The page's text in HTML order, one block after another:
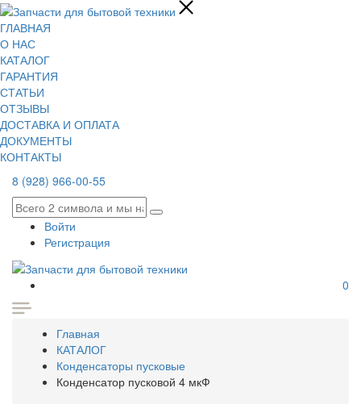
ГЛАВНАЯ
О НАС
КАТАЛОГ
ГАРАНТИЯ
СТАТЬИ
ОТЗЫВЫ
ДОСТАВКА И ОПЛАТА
ДОКУМЕНТЫ
КОНТАКТЫ
8 (928) 966-00-55
Войти
Регистрация
0
Главная
КАТАЛОГ
Конденсаторы пусковые
Конденсатор пусковой 4 мкФ